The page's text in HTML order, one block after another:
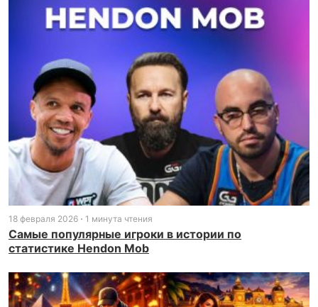
18 февраля 2026 1 минута чтения
Самые популярные игроки в истории по
статистике Hendon Mob